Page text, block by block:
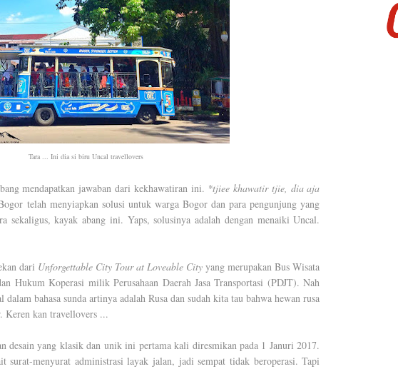
Tara ... Ini dia si biru Uncal travellovers
jawaban dari kekhawatiran ini. *tjiee khawatir tjie, dia aja
telah menyiapkan solusi untuk warga Bogor dan para pengunjung yang
sekaligus, kayak abang ini. Yaps, solusinya adalah dengan menaiki Uncal.
dari Unforgettable City Tour at Loveable City yang merupakan Bus Wisata
Hukum Koperasi milik Perusahaan Daerah Jasa Transportasi (PDJT). Nah
bahasa sunda artinya adalah Rusa dan sudah kita tau bahwa hewan rusa
Keren kan travellovers ...
yang klasik dan unik ini pertama kali diresmikan pada 1 Januri 2017.
surat-menyurat administrasi layak jalan, jadi sempat tidak beroperasi. Tapi